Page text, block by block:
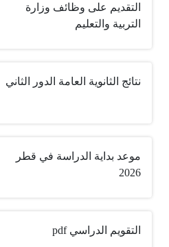
التقديم على وظائف وزارة
التربية والتعليم
نتائج الثانوية العامة الدور الثاني
موعد بداية الدراسة في قطر
2026
التقويم الدراسي pdf